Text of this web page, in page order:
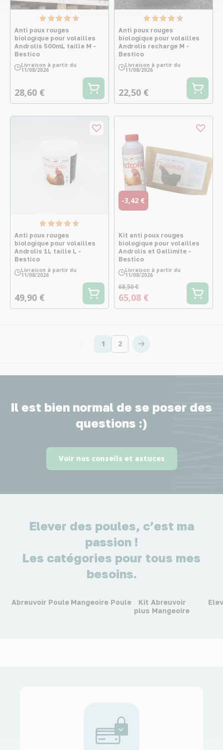
Anti poux rouges
biologique pour volailles
Androlis 500mL taille M -
Bestico
Livraison à partir du
11/08/2026
28,60 €
Anti poux rouges
biologique pour volailles
Androlis recharge M -
Bestico
Livraison à partir du
11/08/2026
22,50 €
Anti poux rouges
biologique pour volailles
Androlis 1L taille L -
Bestico
Livraison à partir du
11/08/2026
49,90 €
-3,42 €
Kit anti poux rouges
biologique pour volailles
Androlis et Gallimite -
Bestico
Livraison à partir du
11/08/2026
68,50 €
65,08 €
Vous lisez actuellement la page
1 Page
2
Il est bien normal de se poser des
questions :)
Voir nos conseils et astuces
Elever des poules, c’est ma
passion !
Les catégories pour tous mes
besoins.
Abreuvoir Poule Mangeoire Poule
Kit Abreuvoir
plus Mangeoire